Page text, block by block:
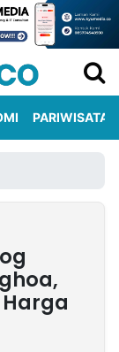
PARIWISATA